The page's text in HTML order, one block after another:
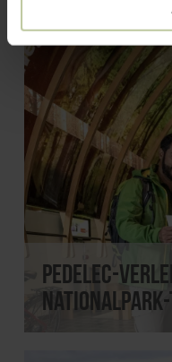
Pedelec-